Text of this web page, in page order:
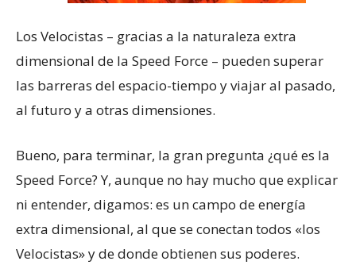
Los Velocistas – gracias a la naturaleza extra
dimensional de la Speed Force – pueden superar
las barreras del espacio-tiempo y viajar al pasado,
al futuro y a otras dimensiones.
Bueno, para terminar, la gran pregunta ¿qué es la
Speed Force? Y, aunque no hay mucho que explicar
ni entender, digamos: es un campo de energía
extra dimensional, al que se conectan todos «los
Velocistas» y de donde obtienen sus poderes.